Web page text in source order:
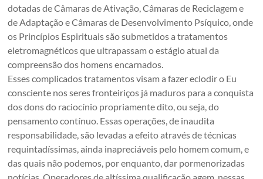
dotadas de Câmaras de Ativação, Câmaras de Reciclagem e
de Adaptação e Câmaras de Desenvolvimento Psíquico, onde
os Princípios Espirituais são submetidos a tratamentos
eletromagnéticos que ultrapassam o estágio atual da
compreensão dos homens encarnados.
Esses complicados tratamentos visam a fazer eclodir o Eu
consciente nos seres fronteiriços já maduros para a conquista
dos dons do raciocínio propriamente dito, ou seja, do
pensamento contínuo. Essas operações, de inaudita
responsabilidade, são levadas a efeito através de técnicas
requintadíssimas, ainda inapreciáveis pelo homem comum, e
das quais não podemos, por enquanto, dar pormenorizadas